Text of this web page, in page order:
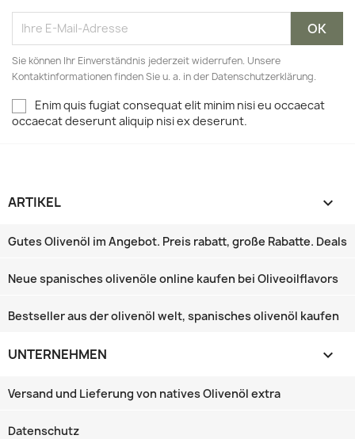
Sie können Ihr Einverständnis jederzeit widerrufen. Unsere
Kontaktinformationen finden Sie u. a. in der Datenschutzerklärung.
Enim quis fugiat consequat elit minim nisi eu occaecat
occaecat deserunt aliquip nisi ex deserunt.
ARTIKEL 
Gutes Olivenöl im Angebot. Preis rabatt, große Rabatte‎. Deals
Neue spanisches olivenöle online kaufen bei Oliveoilflavors
Bestseller aus der olivenöl welt, spanisches olivenöl kaufen
UNTERNEHMEN 
Versand und Lieferung von natives Olivenöl extra
Datenschutz